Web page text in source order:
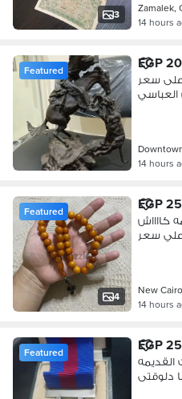
3
Zamalek,
14 hours
Featured EGP
سعر
14 hours
4
Featured EGP
كااااش
سعر
New
14 hours
Featured EGP
القديمه
دلوقتى